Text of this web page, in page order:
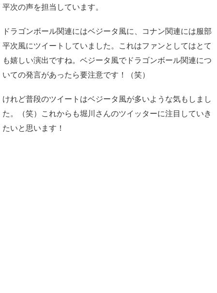
平次の声を担当しています。
ドラゴンボール関連にはベジータ風に、コナン関連には服部
平次風にツイートしていました。これはファンとしてはとて
も嬉しい演出ですね。ベジータ風でドラゴンボール関連につ
いての発言があったら要注意です！（笑）
けれど普段のツイートはベジータ風が多いような気もしまし
た。（笑）これからも堀川さんのツイッターに注目していき
たいと思います！